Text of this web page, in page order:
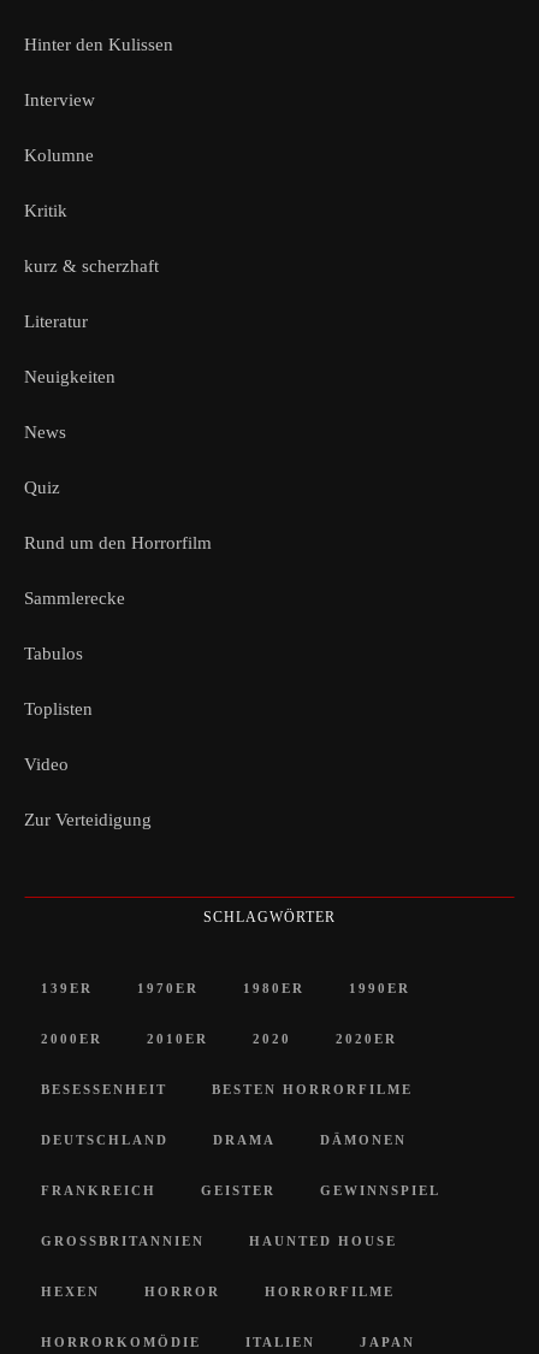
Hinter den Kulissen
Interview
Kolumne
Kritik
kurz & scherzhaft
Literatur
Neuigkeiten
News
Quiz
Rund um den Horrorfilm
Sammlerecke
Tabulos
Toplisten
Video
Zur Verteidigung
SCHLAGWÖRTER
139ER 1970ER 1980ER 1990ER
2000ER 2010ER 2020 2020ER
BESESSENHEIT BESTEN HORRORFILME
DEUTSCHLAND DRAMA DÄMONEN
FRANKREICH GEISTER GEWINNSPIEL
GROSSBRITANNIEN HAUNTED HOUSE
HEXEN HORROR HORRORFILME
HORRORKOMÖDIE ITALIEN JAPAN